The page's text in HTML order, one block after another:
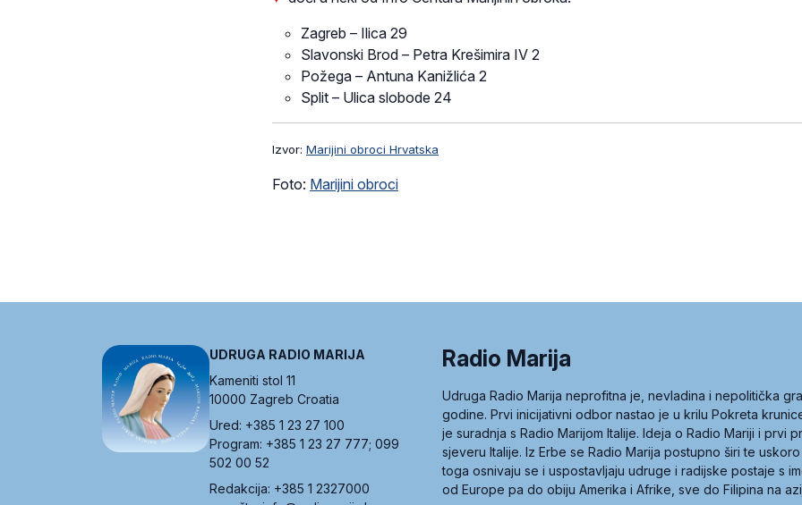
Zagreb – Ilica 29
Slavonski Brod – Petra Krešimira IV 2
Požega – Antuna Kanižlića 2
Split – Ulica slobode 24
Izvor: Marijini obroci Hrvatska
Foto: Marijini obroci
UDRUGA RADIO MARIJA
Kameniti stol 11
10000 Zagreb Croatia
Ured: +385 1 23 27 100
Program: +385 1 23 27 777; 099
502 00 52
Redakcija: +385 1 2327000
Radio Marija
Udruga Radio Marija neprofitna je, nevladina i nepolitička
godine. Prvi inicijativni odbor nastao je u krilu Pokreta
je suradnja s Radio Marijom Italije. Ideja o Radio Mariji i prvi
sjeveru Italije. Iz Erbe se Radio Marija postupno širi te
toga osnivaju se i uspostavljaju udruge i radijske postaje s
od Europe pa do obiju Amerika i Afrike, sve do Filipina na